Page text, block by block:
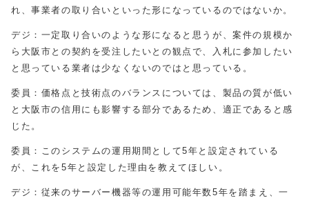
れ、事業者の取り合いといった形になっているのではないか。
デジ：一定取り合いのような形になると思うが、案件の規模か
ら大阪市との契約を受注したいとの観点で、入札に参加したい
と思っている業者は少なくないのではと思っている。
委員：価格点と技術点のバランスについては、製品の質が低い
と大阪市の信用にも影響する部分であるため、適正であると感
じた。
委員：このシステムの運用期間として5年と設定されている
が、これを5年と設定した理由を教えてほしい。
デジ：従来のサーバー機器等の運用可能年数5年を踏まえ、一